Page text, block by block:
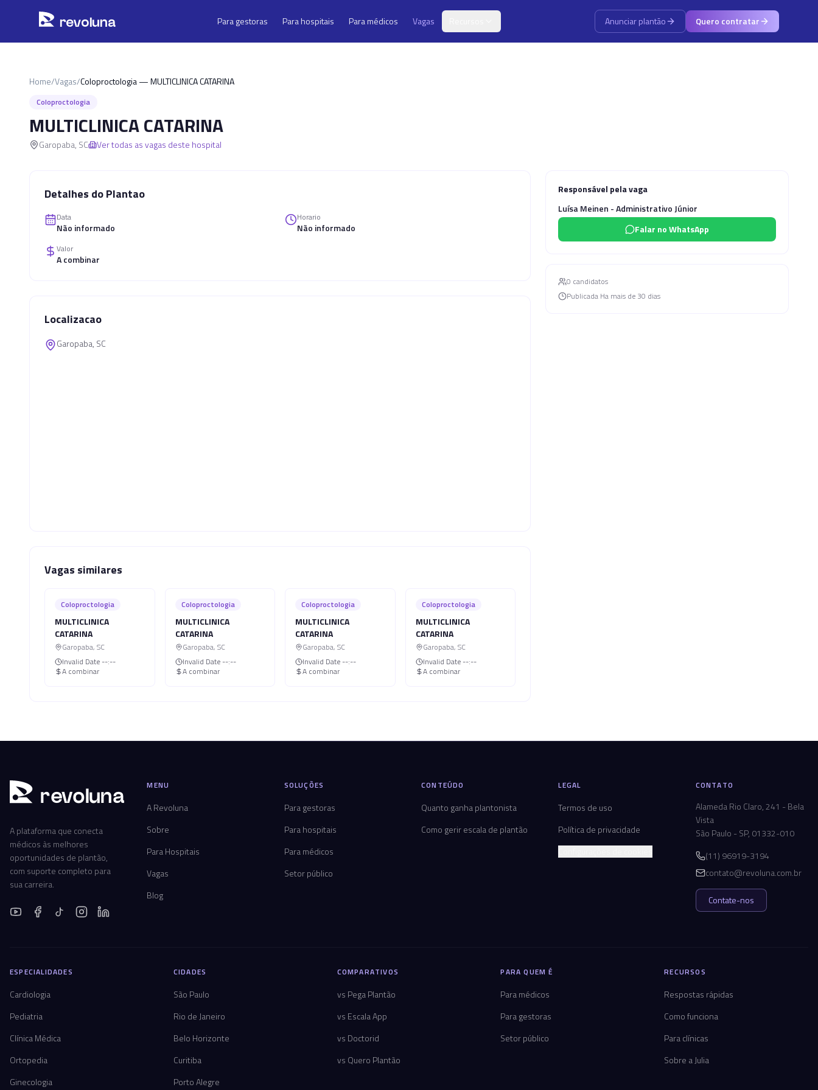
revoluna Para gestoras Para hospitais Para médicos Vagas Anunciar plantão Quero contratar
Home/Vagas/Coloproctologia — MULTICLINICA CATARINA
Coloproctologia
MULTICLINICA CATARINA
Garopaba, SC Ver todas as vagas deste hospital
Detalhes do Plantao
Data
Não informado
Horario
Não informado
Valor
A combinar
Localizacao
Garopaba, SC
Vagas similares
Coloproctologia
MULTICLINICA
CATARINA
Garopaba, SC
Invalid Date --:--
A combinar
Coloproctologia
MULTICLINICA
CATARINA
Garopaba, SC
Invalid Date --:--
A combinar
Coloproctologia
MULTICLINICA
CATARINA
Garopaba, SC
Invalid Date --:--
A combinar
Coloproctologia
MULTICLINICA
CATARINA
Garopaba, SC
Invalid Date --:--
A combinar
Responsável pela vaga
Luísa Meinen - Administrativo Júnior
Falar no WhatsApp
0 candidatos
Publicada Ha mais de 30 dias
revoluna
A plataforma que conecta
médicos às melhores
oportunidades de plantão,
com suporte completo para
sua carreira.
MENU
A Revoluna
Sobre
Para Hospitais
Vagas
Blog
SOLUÇÕES
Para gestoras
Para hospitais
Para médicos
Setor público
CONTEÚDO
Quanto ganha plantonista
Como gerir escala de plantão
LEGAL
Termos de uso
Política de privacidade
CONTATO
Alameda Rio Claro, 241 - Bela
Vista
São Paulo - SP, 01332-010
(11) 96919-3194
contato@revoluna.com.br
Contate-nos
ESPECIALIDADES
Cardiologia
Pediatria
Clínica Médica
Ortopedia
Ginecologia
CIDADES
São Paulo
Rio de Janeiro
Belo Horizonte
Curitiba
Porto Alegre
COMPARATIVOS
vs Pega Plantão
vs Escala App
vs Doctorid
vs Quero Plantão
PARA QUEM É
Para médicos
Para gestoras
Setor público
RECURSOS
Respostas rápidas
Como funciona
Para clínicas
Sobre a Julia